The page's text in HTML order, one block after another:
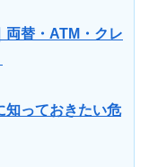
両替・ATM・クレ
知っておきたい危